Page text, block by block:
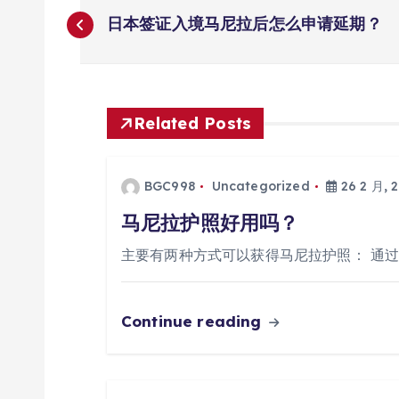
日本签证入境马尼拉后怎么申请延期？
Related Posts
BGC998 Uncategorized 26 2 月,
马尼拉护照好用吗？
主要有两种方式可以获得马尼拉护照： 通
Continue reading